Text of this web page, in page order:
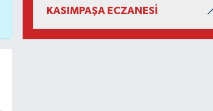
KASIMPAŞA ECZANESİ